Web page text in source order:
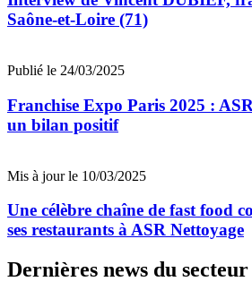
Saône-et-Loire (71)
Publié le 24/03/2025
Franchise Expo Paris 2025 :
un bilan positif
Mis à jour le 10/03/2025
Une célèbre chaîne de fast food
ses restaurants à ASR Nettoyage
Dernières news du secteur